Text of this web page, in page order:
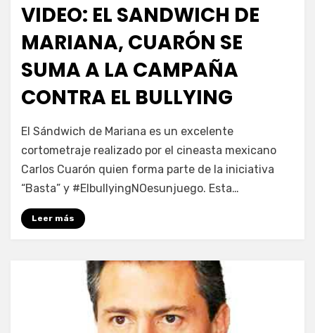
VIDEO: EL SANDWICH DE
MARIANA, CUARÓN SE
SUMA A LA CAMPAÑA
CONTRA EL BULLYING
por Enrique
El Sándwich de Mariana es un excelente
cortometraje realizado por el cineasta mexicano
Carlos Cuarón quien forma parte de la iniciativa
“Basta” y #ElbullyingNOesunjuego. Esta…
Leer más